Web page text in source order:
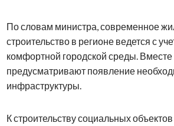
По словам министра, современное
строительство в регионе ведется с
комфортной городской среды.
предусматривают появление
инфраструктуры.
К строительству социальных